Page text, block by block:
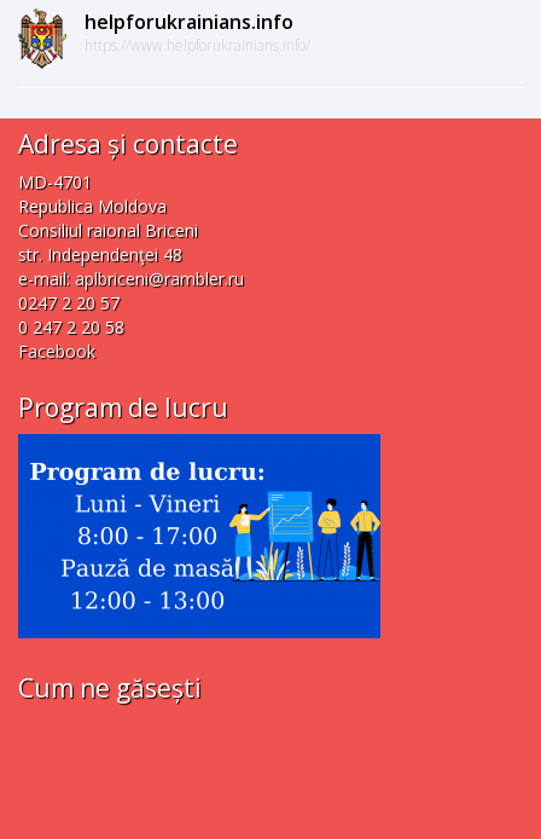
helpforukrainians.info
https://www.helpforukrainians.info/
Adresa și contacte
MD-4701
Republica Moldova
Consiliul raional Briceni
str. Independenţei 48
e-mail: aplbriceni@rambler.ru
0247 2 20 57
0 247 2 20 58
Facebook
Program de lucru
Cum ne găsești